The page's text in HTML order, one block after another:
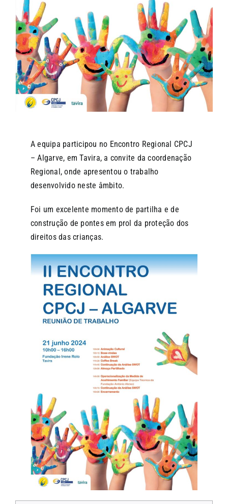
CONTACTOS
A equipa participou no Encontro Regional CPCJ
– Algarve, em Tavira, a convite da coordenação
Regional, onde apresentou o trabalho
desenvolvido neste âmbito.
Foi um excelente momento de partilha e de
construção de pontes em prol da proteção dos
direitos das crianças.